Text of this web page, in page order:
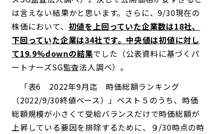
は言えない結果かと思います。さらに、9/30現在の
株価において、 初値を上回っていた企業数は18社、
下回っていた企業は34社です。中央値は初値に対し
て19.9%downの結果でした（公表資料に基づくパ
ートナーズSG監査法人調べ）。
「表6 2022年9月迄 時価総額ランキング
（2022/9/30終値ベース）」ベスト５のうち、時価
総額規模が小さくて受給バランスだけで時価総額が
上昇している要因を排除するために、９/30時点の時